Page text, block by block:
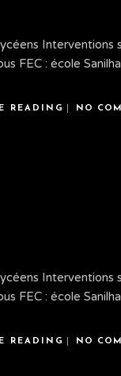
Interventions
FEC : école
READING NO
Interventions
FEC : école
READING NO